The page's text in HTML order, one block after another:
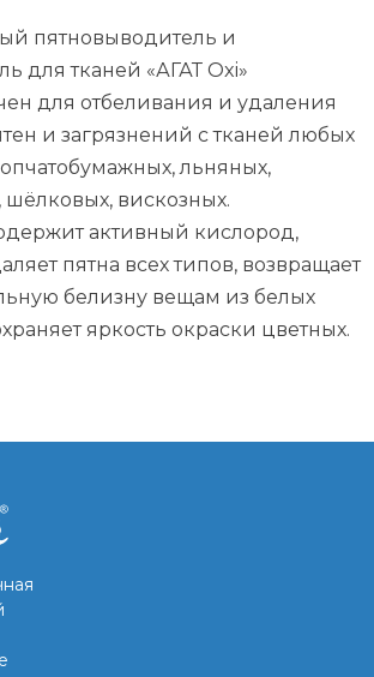
пятновыводитель и
для тканей «АГАТ Oxi»
для отбеливания и удаления
и загрязнений с тканей любых
льняных,
шёлковых, вискозных.
активный кислород,
пятна всех типов, возвращает
белизну вещам из белых
яркость окраски цветных.